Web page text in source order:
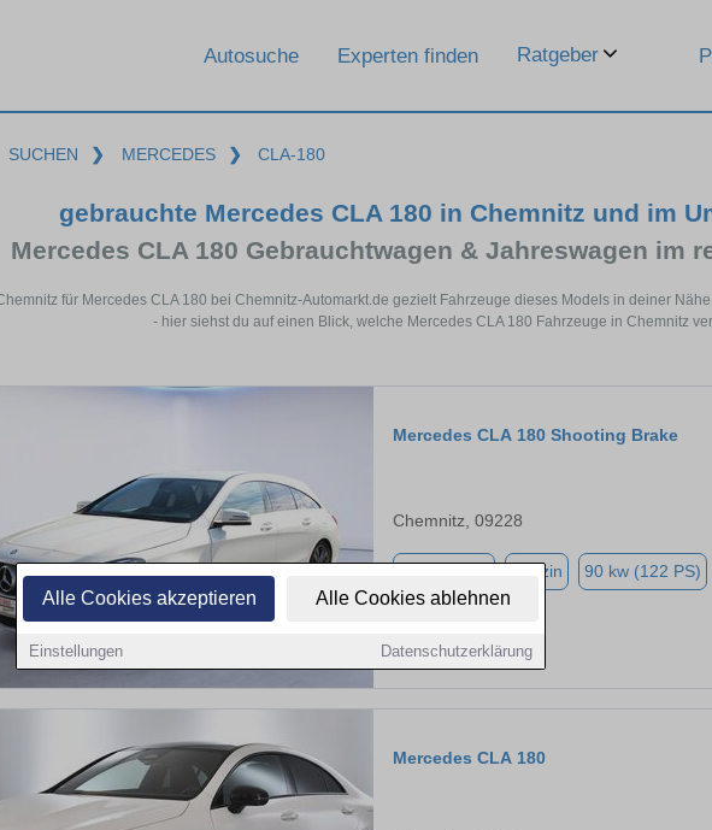
Alle Cookies akzeptieren Alle Cookies ablehnen
Einstellungen Datenschutzerklärung
Autosuche Experten finden Ratgeber
SUCHEN ❯ MERCEDES ❯ CLA-180
gebrauchte Mercedes CLA 180 in Chemnitz und im
Mercedes CLA 180 Gebrauchtwagen & Jahreswagen im
für Mercedes CLA 180 bei Chemnitz-Automarkt.de gezielt Fahrzeuge dieses Models in deiner
- hier siehst du auf einen Blick, welche Mercedes CLA 180 Fahrzeuge in Chemnitz
Mercedes CLA 180 Shooting Brake
Chemnitz, 09228
Benzin 90 kw (122 PS)
Mercedes CLA 180